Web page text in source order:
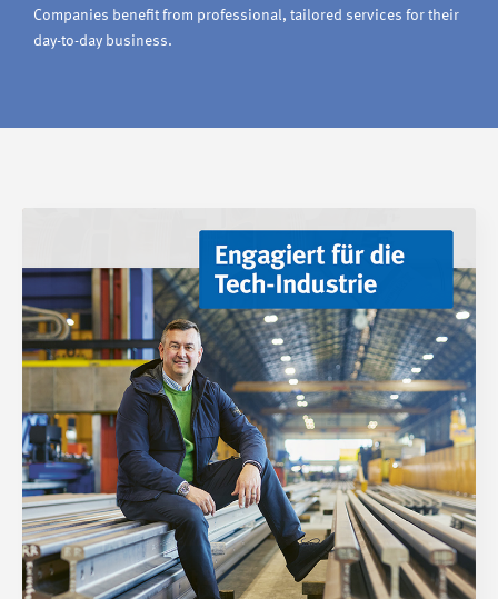
Companies benefit from professional, tailored services for their
day-to-day business.